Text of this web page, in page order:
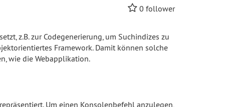
0 follower
z.B. zur Codegenerierung, um Suchindizes zu
Framework. Damit können solche
wie die Webapplikation.
repräsentiert. Um einen Konsolenbefehl anzulegen,